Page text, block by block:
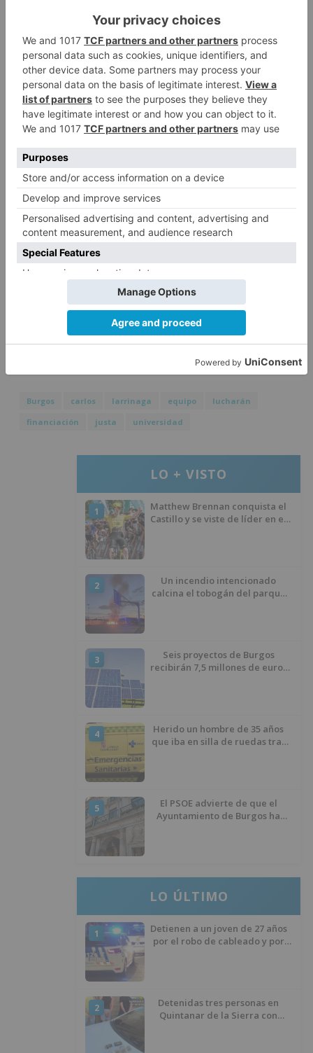
cosas) por lo que hay saber aprovechar la
situación.
Larrinagafinaliza diciendo que ha llegado el
momento de renovar la Universidad de Burgos y
construir, con su candidatura, "los siguientes 25
Burgos carlos larrinaga equipo
lucharán
financiación
justa universidad
LO + VISTO
1
Matthew Brennan conquista el
Castillo y se viste de líder en el
2
Un incendio intencionado
calcina el tobogán del parque
3
Seis proyectos de Burgos
recibirán 7,5 millones de euros
4
Herido un hombre de 35 años
que iba en silla de ruedas tras
5
El PSOE advierte de que el
Ayuntamiento de Burgos ha
LO ÚLTIMO
1
Detienen a un joven de 27 años
por el robo de cableado y por
2
Detenidas tres personas en
Quintanar de la Sierra con